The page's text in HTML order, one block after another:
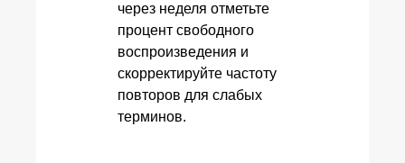
через неделя отметьте
процент свободного
воспроизведения и
скорректируйте частоту
повторов для слабых
терминов.